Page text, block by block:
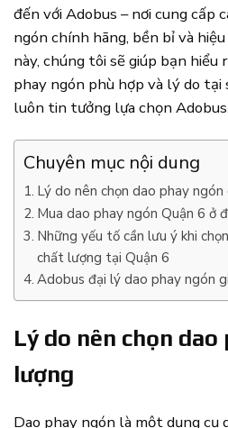
đến với Adobus – nơi cung cấp
ngón chính hãng, bền bỉ và
này, chúng tôi sẽ giúp bạn hiểu
phay ngón phù hợp và lý do tại
luôn tin tưởng lựa chọn Adobus.
Chuyên mục nội dung
Lý do nên chọn dao phay
Mua dao phay ngón Quận 6 ở
Những yếu tố cần lưu ý khi
chất lượng tại Quận 6
Adobus đại lý dao phay ngón
Lý do nên chọn
lượng
Dao phay ngón là một dụng cụ